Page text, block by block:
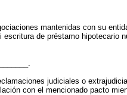
mantenidas con su
de préstamo hipotecario
judiciales o
con el mencionado pacto